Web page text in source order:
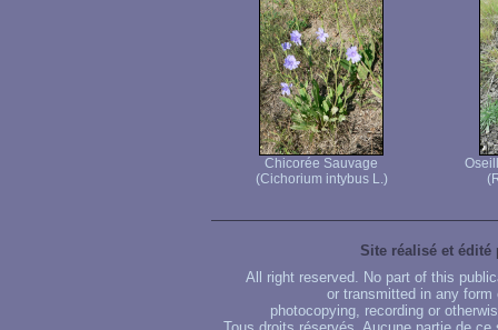
Chicorée Sauvage
(Cichorium intybus L.)
Site réalisé et édité
All right reserved. No part of this
or transmitted in any
photocopying, recording or